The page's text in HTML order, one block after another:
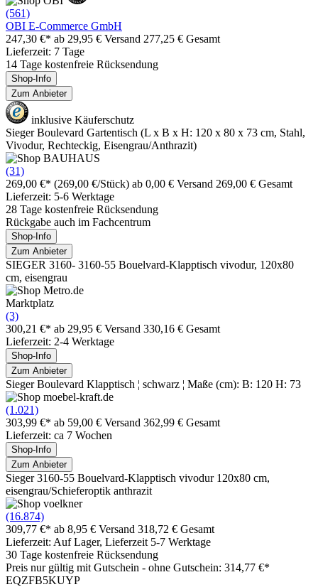
(561)
OBI E-Commerce GmbH
247,30 €* ab 29,95 € Versand 277,25 € Gesamt
Lieferzeit: 7 Tage
14 Tage kostenfreie Rücksendung
Shop-Info
Zum Anbieter
inklusive Käuferschutz
Sieger Boulevard Gartentisch (L x B x H: 120 x 80 x 73 cm, Stahl,
Vivodur, Rechteckig, Eisengrau/Anthrazit)
(31)
269,00 €* (269,00 €/Stück) ab 0,00 € Versand 269,00 € Gesamt
Lieferzeit: 5-6 Werktage
28 Tage kostenfreie Rücksendung
Rückgabe auch im Fachcentrum
Shop-Info
Zum Anbieter
SIEGER 3160- 3160-55 Bouelvard-Klapptisch vivodur, 120x80
cm, eisengrau
Marktplatz
(3)
300,21 €* ab 29,95 € Versand 330,16 € Gesamt
Lieferzeit: 2-4 Werktage
Shop-Info
Zum Anbieter
Sieger Boulevard Klapptisch ¦ schwarz ¦ Maße (cm): B: 120 H: 73
(1.021)
303,99 €* ab 59,00 € Versand 362,99 € Gesamt
Lieferzeit: ca 7 Wochen
Shop-Info
Zum Anbieter
Sieger 3160-55 Bouelvard-Klapptisch vivodur 120x80 cm,
eisengrau/Schieferoptik anthrazit
(16.874)
309,77 €* ab 8,95 € Versand 318,72 € Gesamt
Lieferzeit: Auf Lager, Lieferzeit 5-7 Werktage
30 Tage kostenfreie Rücksendung
Preis nur gültig mit Gutschein - ohne Gutschein: 314,77 €*
EQZFB5KUYP